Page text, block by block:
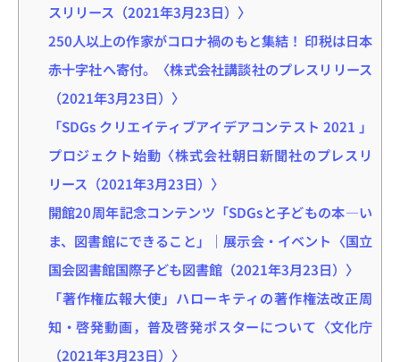
スリリース（2021年3月23日）〉
250人以上の作家がコロナ禍のもと集結！ 印税は日本
赤十字社へ寄付。〈株式会社講談社のプレスリリース
（2021年3月23日）〉
「SDGs クリエイティブアイデアコンテスト 2021 」
プロジェクト始動〈株式会社朝日新聞社のプレスリ
リース（2021年3月23日）〉
開館20周年記念コンテンツ「SDGsと子どもの本―い
ま、図書館にできること」｜展示会・イベント〈国立
国会図書館国際子ども図書館（2021年3月23日）〉
「著作権広報大使」ハローキティの著作権法改正周
知・啓発動画，普及啓発ポスターについて〈文化庁
（2021年3月23日）〉